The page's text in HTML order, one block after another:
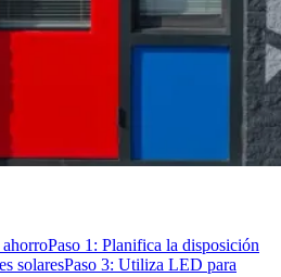
Paso 1: Planifica la disposición
solaresPaso 3: Utiliza LED para